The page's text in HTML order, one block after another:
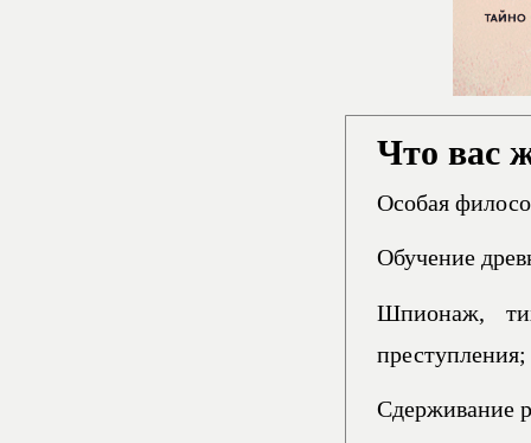
Что вас
Особая
Обучение
Шпионаж,
преступления;
Сдерживание